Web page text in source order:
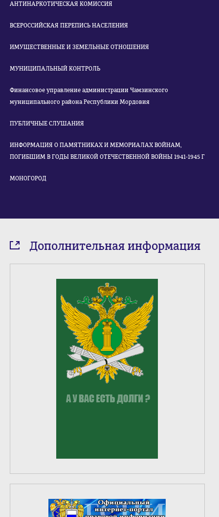
АНТИНАРКОТИЧЕСКАЯ КОМИССИЯ
ВСЕРОССИЙСКАЯ ПЕРЕПИСЬ НАСЕЛЕНИЯ
ИМУЩЕСТВЕННЫЕ И ЗЕМЕЛЬНЫЕ ОТНОШЕНИЯ
МУНИЦИПАЛЬНЫЙ КОНТРОЛЬ
Финансовое управление администрации Чамзинского
муниципального района Республики Мордовия
ПУБЛИЧНЫЕ СЛУШАНИЯ
ИНФОРМАЦИЯ О ПАМЯТНИКАХ И МЕМОРИАЛАХ ВОЙНАМ,
ПОГИБШИМ В ГОДЫ ВЕЛИКОЙ ОТЕЧЕСТВЕННОЙ ВОЙНЫ 1941-1945 Г
МОНОГОРОД
Дополнительная информация